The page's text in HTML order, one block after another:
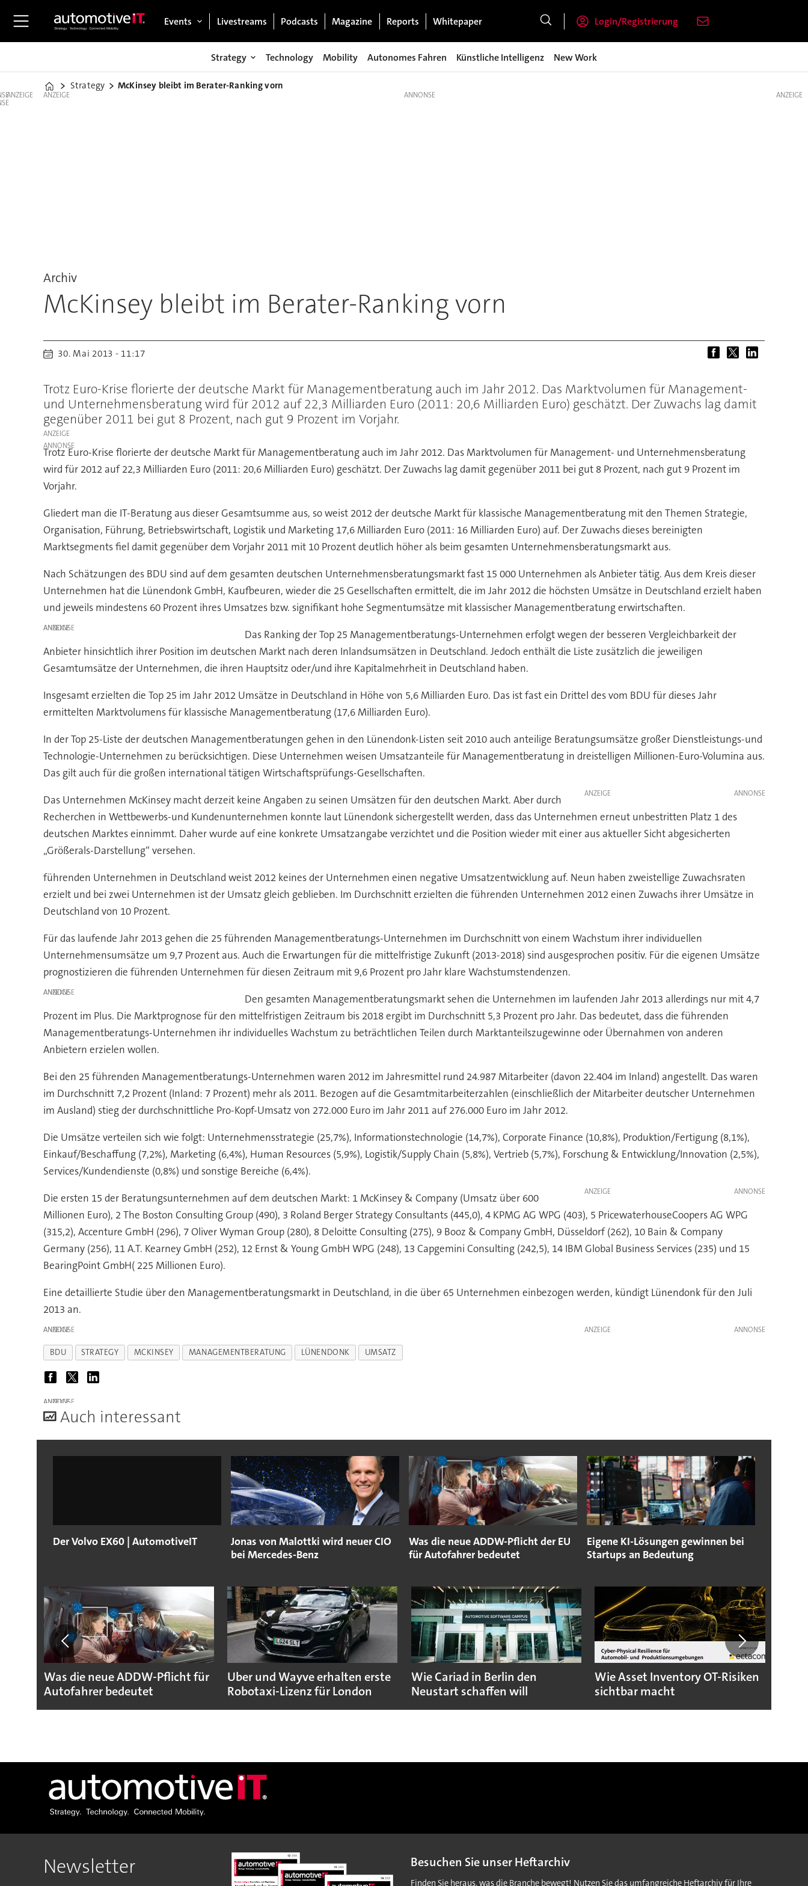
Events Livestreams Podcasts Magazine Reports Whitepaper Login/Registrierung
Strategy Technology Mobility Autonomes Fahren Künstliche Intelligenz New Work
Home
Strategy McKinsey bleibt im Berater-Ranking vorn
ANZEIGE ANZEIGE
Archiv
McKinsey bleibt im Berater-Ranking vorn
30. Mai 2013 - 11:17
Trotz Euro-Krise florierte der deutsche Markt für Managementberatung auch im Jahr 2012. Das Marktvolumen für Management-
und Unternehmensberatung wird für 2012 auf 22,3 Milliarden Euro (2011: 20,6 Milliarden Euro) geschätzt. Der Zuwachs lag damit
gegenüber 2011 bei gut 8 Prozent, nach gut 9 Prozent im Vorjahr.
ANZEIGE
Trotz Euro-Krise florierte der deutsche Markt für Managementberatung auch im Jahr 2012. Das Marktvolumen für Management- und Unternehmensberatung
wird für 2012 auf 22,3 Milliarden Euro (2011: 20,6 Milliarden Euro) geschätzt. Der Zuwachs lag damit gegenüber 2011 bei gut 8 Prozent, nach gut 9 Prozent im
Vorjahr.
Gliedert man die IT-Beratung aus dieser Gesamtsumme aus, so weist 2012 der deutsche Markt für klassische Managementberatung mit den Themen Strategie,
Organisation, Führung, Betriebswirtschaft, Logistik und Marketing 17,6 Milliarden Euro (2011: 16 Milliarden Euro) auf. Der Zuwachs dieses bereinigten
Marktsegments fiel damit gegenüber dem Vorjahr 2011 mit 10 Prozent deutlich höher als beim gesamten Unternehmensberatungsmarkt aus.
Nach Schätzungen des BDU sind auf dem gesamten deutschen Unternehmensberatungsmarkt fast 15 000 Unternehmen als Anbieter tätig. Aus dem Kreis dieser
Unternehmen hat die Lünendonk GmbH, Kaufbeuren, wieder die 25 Gesellschaften ermittelt, die im Jahr 2012 die höchsten Umsätze in Deutschland erzielt haben
und jeweils mindestens 60 Prozent ihres Umsatzes bzw. signifikant hohe Segmentumsätze mit klassischer Managementberatung erwirtschaften.
ANZEIGE
Das Ranking der Top 25 Managementberatungs-Unternehmen erfolgt wegen der besseren Vergleichbarkeit der
Anbieter hinsichtlich ihrer Position im deutschen Markt nach deren Inlandsumsätzen in Deutschland. Jedoch enthält die Liste zusätzlich die jeweiligen
Gesamtumsätze der Unternehmen, die ihren Hauptsitz oder/und ihre Kapitalmehrheit in Deutschland haben.
Insgesamt erzielten die Top 25 im Jahr 2012 Umsätze in Deutschland in Höhe von 5,6 Milliarden Euro. Das ist fast ein Drittel des vom BDU für dieses Jahr
ermittelten Marktvolumens für klassische Managementberatung (17,6 Milliarden Euro).
In der Top 25-Liste der deutschen Managementberatungen gehen in den Lünendonk-Listen seit 2010 auch anteilige Beratungsumsätze großer Dienstleistungs-und
Technologie-Unternehmen zu berücksichtigen. Diese Unternehmen weisen Umsatzanteile für Managementberatung in dreistelligen Millionen-Euro-Volumina aus.
Das gilt auch für die großen international tätigen Wirtschaftsprüfungs-Gesellschaften.
ANZEIGE
Das Unternehmen McKinsey macht derzeit keine Angaben zu seinen Umsätzen für den deutschen Markt. Aber durch
Recherchen in Wettbewerbs-und Kundenunternehmen konnte laut Lünendonk sichergestellt werden, dass das Unternehmen erneut unbestritten Platz 1 des
deutschen Marktes einnimmt. Daher wurde auf eine konkrete Umsatzangabe verzichtet und die Position wieder mit einer aus aktueller Sicht abgesicherten
„Größerals-Darstellung“ versehen.
führenden Unternehmen in Deutschland weist 2012 keines der Unternehmen einen negative Umsatzentwicklung auf. Neun haben zweistellige Zuwachsraten
erzielt und bei zwei Unternehmen ist der Umsatz gleich geblieben. Im Durchschnitt erzielten die führenden Unternehmen 2012 einen Zuwachs ihrer Umsätze in
Deutschland von 10 Prozent.
Für das laufende Jahr 2013 gehen die 25 führenden Managementberatungs-Unternehmen im Durchschnitt von einem Wachstum ihrer individuellen
Unternehmensumsätze um 9,7 Prozent aus. Auch die Erwartungen für die mittelfristige Zukunft (2013-2018) sind ausgesprochen positiv. Für die eigenen Umsätze
prognostizieren die führenden Unternehmen für diesen Zeitraum mit 9,6 Prozent pro Jahr klare Wachstumstendenzen.
ANZEIGE
Den gesamten Managementberatungsmarkt sehen die Unternehmen im laufenden Jahr 2013 allerdings nur mit 4,7
Prozent im Plus. Die Marktprognose für den mittelfristigen Zeitraum bis 2018 ergibt im Durchschnitt 5,3 Prozent pro Jahr. Das bedeutet, dass die führenden
Managementberatungs-Unternehmen ihr individuelles Wachstum zu beträchtlichen Teilen durch Marktanteilszugewinne oder Übernahmen von anderen
Anbietern erzielen wollen.
Bei den 25 führenden Managementberatungs-Unternehmen waren 2012 im Jahresmittel rund 24.987 Mitarbeiter (davon 22.404 im Inland) angestellt. Das waren
im Durchschnitt 7,2 Prozent (Inland: 7 Prozent) mehr als 2011. Bezogen auf die Gesamtmitarbeiterzahlen (einschließlich der Mitarbeiter deutscher Unternehmen
im Ausland) stieg der durchschnittliche Pro-Kopf-Umsatz von 272.000 Euro im Jahr 2011 auf 276.000 Euro im Jahr 2012.
Die Umsätze verteilen sich wie folgt: Unternehmensstrategie (25,7%), Informationstechnologie (14,7%), Corporate Finance (10,8%), Produktion/Fertigung (8,1%),
Einkauf/Beschaffung (7,2%), Marketing (6,4%), Human Resources (5,9%), Logistik/Supply Chain (5,8%), Vertrieb (5,7%), Forschung & Entwicklung/Innovation (2,5%),
Services/Kundendienste (0,8%) und sonstige Bereiche (6,4%).
ANZEIGE
Die ersten 15 der Beratungsunternehmen auf dem deutschen Markt: 1 McKinsey & Company (Umsatz über 600
Millionen Euro), 2 The Boston Consulting Group (490), 3 Roland Berger Strategy Consultants (445,0), 4 KPMG AG WPG (403), 5 PricewaterhouseCoopers AG WPG
(315,2), Accenture GmbH (296), 7 Oliver Wyman Group (280), 8 Deloitte Consulting (275), 9 Booz & Company GmbH, Düsseldorf (262), 10 Bain & Company
Germany (256), 11 A.T. Kearney GmbH (252), 12 Ernst & Young GmbH WPG (248), 13 Capgemini Consulting (242,5), 14 IBM Global Business Services (235) und 15
BearingPoint GmbH( 225 Millionen Euro).
Eine detaillierte Studie über den Managementberatungsmarkt in Deutschland, in die über 65 Unternehmen einbezogen werden, kündigt Lünendonk für den Juli
2013 an.
ANZEIGE ANZEIGE
BDU STRATEGY MCKINSEY MANAGEMENTBERATUNG LÜNENDONK UMSATZ
ANZEIGE
Auch interessant
Der Volvo EX60 | AutomotiveIT
Jonas von Malottki wird neuer CIO
bei Mercedes-Benz
Was die neue ADDW-Pflicht der EU
für Autofahrer bedeutet
Eigene KI-Lösungen gewinnen bei
Startups an Bedeutung
Was die neue ADDW-Pflicht für
Autofahrer bedeutet
Uber und Wayve erhalten erste
Robotaxi-Lizenz für London
Wie Cariad in Berlin den
Neustart schaffen will
Wie Asset Inventory OT-Risiken
sichtbar macht
ANZEIGE
Newsletter Besuchen Sie unser Heftarchiv
Finden Sie heraus, was die Branche bewegt! Nutzen Sie das umfangreiche Heftarchiv für Ihre